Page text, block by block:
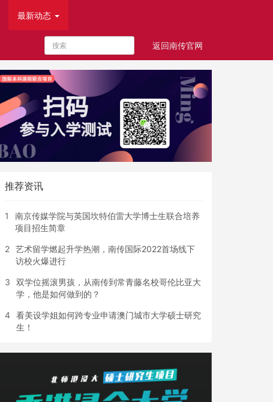
最新动态
返回南传官网
最新动态 热点新闻
推荐资讯
1
南京传媒学院与英国坎特伯雷大学博士生联合培养
项目招生简章
2 艺术留学燃起升学热潮，南传国际2022首场线下
访校火爆进行
3
双学位摇滚男孩，从南传到常青藤名校哥伦比亚大
学，他是如何做到的？
4 看美设学姐如何跨专业申请澳门城市大学硕士研究
生！